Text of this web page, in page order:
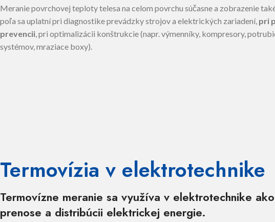
Meranie povrchovej teploty telesa na celom povrchu súčasne a zobrazenie
poľa sa uplatní pri diagnostike prevádzky strojov a elektrických zariadení, pri
prevencii, pri optimalizácii konštrukcie (napr. výmenníky, kompresory,
systémov, mraziace boxy).
Termovízia v elektrotechnike
Termovízne meranie sa využíva v elektrotechnike
prenose a distribúcii elektrickej energie.